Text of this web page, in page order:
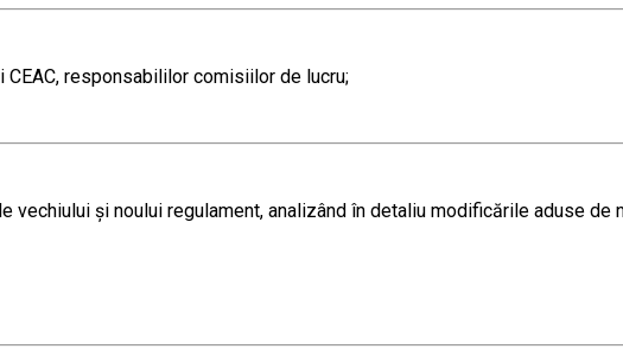
responsabililor comisiilor de lucru;
şi noului regulament, analizând în detaliu modificările aduse de